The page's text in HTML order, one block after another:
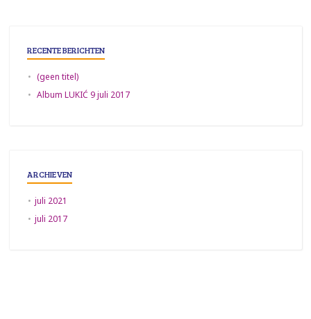
RECENTE BERICHTEN
(geen titel)
Album LUKIĆ 9 juli 2017
ARCHIEVEN
juli 2021
juli 2017